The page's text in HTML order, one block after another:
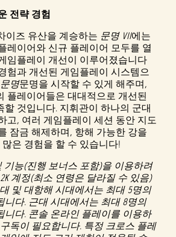
전략 경험
이즈 유산을 계승하는 문명 VII에는
레이어와 신규 플레이어 모두를 열
임플레이 개선이 이루어졌습니다
험과 개선된 게임플레이 시스템으
문명문명을 시작할 수 있게 해주며,
플레이어들은 대대적으로 개선된
것입니다. 지휘관이 하나의 군대
고, 여러 게임플레이 세션 동안 지도
잠금 해제하며, 항해 가능한 강을
은 경험을 할 수 있습니다!
기능(진행 보너스 포함)을 이용하려
계정(최소 연령은 달라질 수 있음)
및 대항해 시대에서는 최대 5명의
니다. 근대 시대에서는 최대 8명의
니다. 콘솔 온라인 플레이를 이용하
독이 필요합니다. 특정 크로스 플레